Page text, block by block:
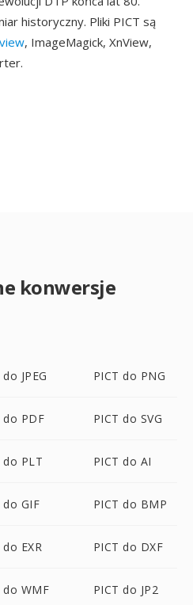
historyczny. Pliki PICT są
, ImageMagick, XnView,
konwersje
JPEG PICT do PNG
do PDF PICT do SVG
do PLT PICT do AI
do GIF PICT do BMP
do EXR PICT do DXF
do WMF PICT do JP2